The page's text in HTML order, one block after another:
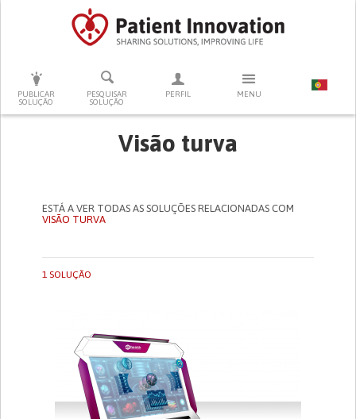
PUBLICAR
SOLUÇÃO
PESQUISAR
SOLUÇÃO
PERFIL MENU
PRESSIONE ENTER PARA PESQUISAR
Visão turva
ESTÁ A VER TODAS AS SOLUÇÕES RELACIONADAS COM
VISÃO TURVA
1 SOLUÇÃO